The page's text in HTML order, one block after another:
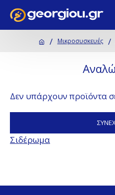
Μικροσυσκευές
Δεν υπάρχουν προϊόντα
Σιδέρωμα